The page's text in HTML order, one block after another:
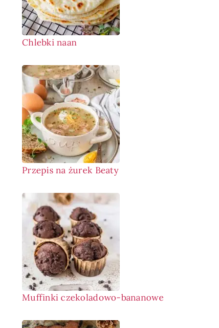
Chlebki naan
Przepis na żurek Beaty
Muffinki czekoladowo-bananowe